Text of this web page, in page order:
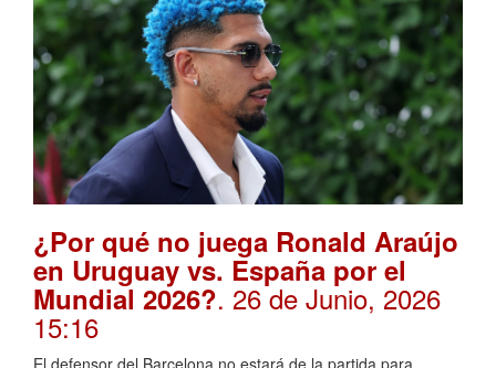
¿Por qué no juega Ronald Araújo
en Uruguay vs. España por el
Mundial 2026?. 26 de Junio, 2026
15:16